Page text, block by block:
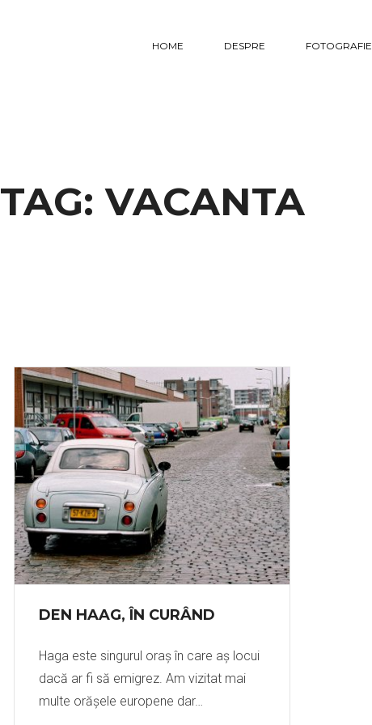
HOME DESPRE FOTOGRAFIE
TAG:VACANTA
DEN HAAG, ÎN CURÂND
Haga este singurul oraș în care aș locui
dacă ar fi să emigrez. Am vizitat mai
multe orășele europene dar…